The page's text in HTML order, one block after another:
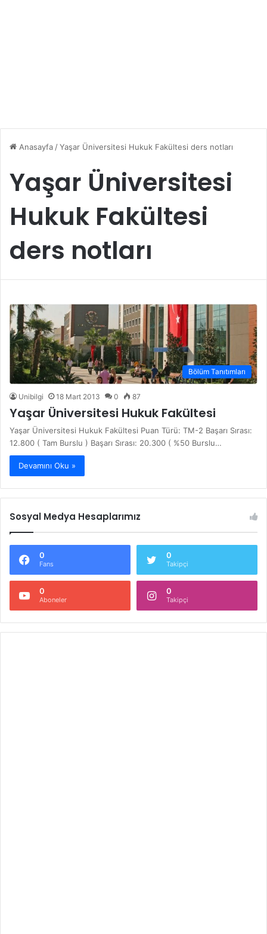
Anasayfa /Yaşar Üniversitesi Hukuk Fakültesi ders notları
Yaşar Üniversitesi
Hukuk Fakültesi
ders notları
Bölüm Tanıtımları
Unibilgi 18 Mart 2013 0 87
Yaşar Üniversitesi Hukuk Fakültesi
Yaşar Üniversitesi Hukuk Fakültesi Puan Türü: TM-2 Başarı Sırası:
12.800 ( Tam Burslu ) Başarı Sırası: 20.300 ( %50 Burslu…
Devamını Oku »
Sosyal Medya Hesaplarımız
0
Fans
0
Takipçi
0
Aboneler
0
Takipçi